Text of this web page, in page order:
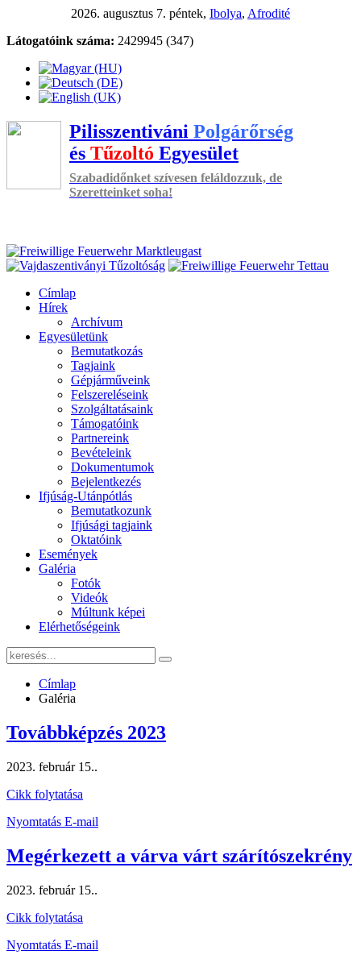
2026. augusztus 7. péntek, Ibolya, Afrodité
Látogatóink száma: 2429945 (347)
Pilisszentiváni Polgárőrség
és Tűzoltó Egyesület
Szabadidőnket szívesen feláldozzuk, de
Szeretteinket soha!
Címlap
Hírek
Archívum
Egyesületünk
Bemutatkozás
Tagjaink
Gépjárműveink
Felszereléseink
Szolgáltatásaink
Támogatóink
Partnereink
Bevételeink
Dokumentumok
Bejelentkezés
Ifjúság-Utánpótlás
Bemutatkozunk
Ifjúsági tagjaink
Oktatóink
Események
Galéria
Fotók
Videók
Múltunk képei
Elérhetőségeink
Címlap
Galéria
Továbbképzés 2023
2023. február 15..
Cikk folytatása
Nyomtatás E-mail
Megérkezett a várva várt szárítószekrény
2023. február 15..
Cikk folytatása
Nyomtatás E-mail